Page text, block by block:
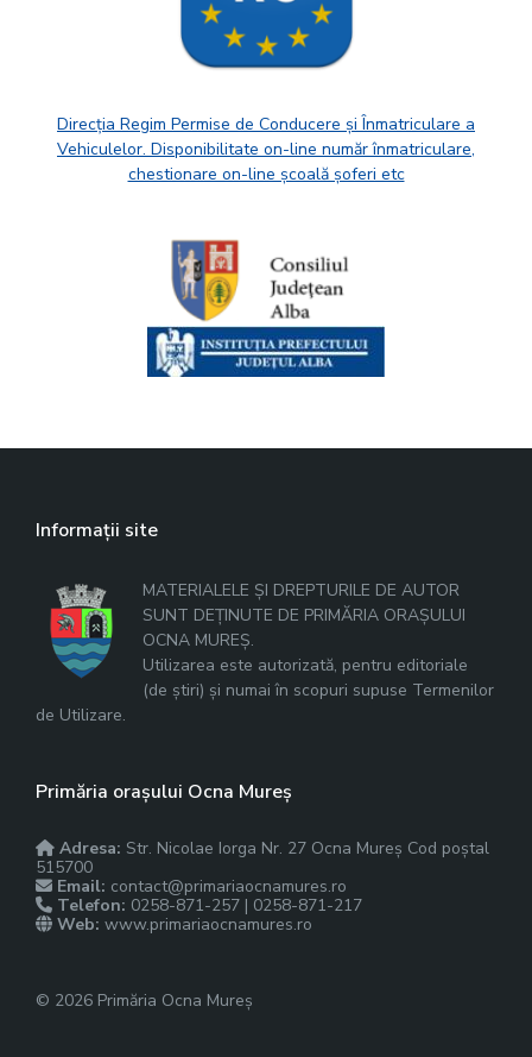
Direcția Regim Permise de Conducere și Înmatriculare a
Vehiculelor. Disponibilitate on-line număr înmatriculare,
chestionare on-line școală șoferi etc
Informații site
MATERIALELE ȘI DREPTURILE DE AUTOR
SUNT DEȚINUTE DE PRIMĂRIA ORAȘULUI
OCNA MUREȘ.
Utilizarea este autorizată, pentru editoriale
(de știri) și numai în scopuri supuse Termenilor
de Utilizare.
Primăria orașului Ocna Mureș
Adresa: Str. Nicolae Iorga Nr. 27 Ocna Mureș Cod poștal
515700
Email: contact@primariaocnamures.ro
Telefon: 0258-871-257 | 0258-871-217
Web: www.primariaocnamures.ro
© 2026 Primăria Ocna Mureș